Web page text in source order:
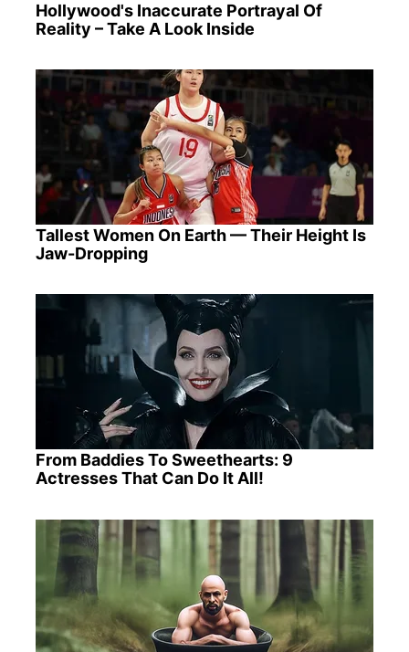
Hollywood's Inaccurate Portrayal Of
Reality – Take A Look Inside
Tallest Women On Earth — Their Height Is
Jaw-Dropping
From Baddies To Sweethearts: 9
Actresses That Can Do It All!